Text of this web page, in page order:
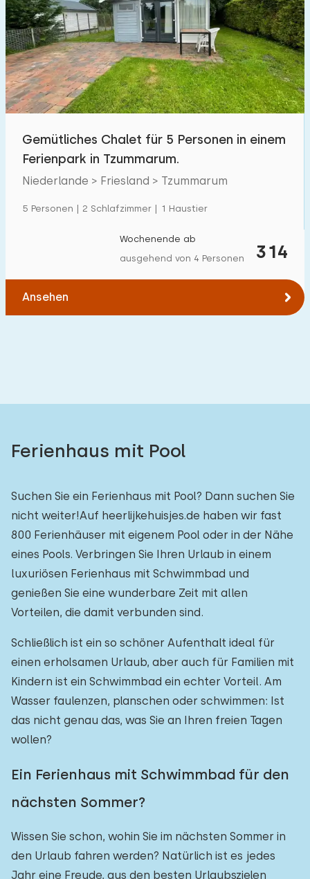
Gemütliches Chalet für 5 Personen in einem
Ferienpark in Tzummarum.
Niederlande > Friesland > Tzummarum
5 Personen | 2 Schlafzimmer | 1 Haustier
314
Wochenende ab
ausgehend von 4 Personen
Ansehen
Ferienhaus mit Pool
Suchen Sie ein Ferienhaus mit Pool? Dann suchen Sie
nicht weiter!Auf heerlijkehuisjes.de haben wir fast
800 Ferienhäuser mit eigenem Pool oder in der Nähe
eines Pools. Verbringen Sie Ihren Urlaub in einem
luxuriösen Ferienhaus mit Schwimmbad und
genießen Sie eine wunderbare Zeit mit allen
Vorteilen, die damit verbunden sind.
Schließlich ist ein so schöner Aufenthalt ideal für
einen erholsamen Urlaub, aber auch für Familien mit
Kindern ist ein Schwimmbad ein echter Vorteil. Am
Wasser faulenzen, planschen oder schwimmen: Ist
das nicht genau das, was Sie an Ihren freien Tagen
wollen?
Ein Ferienhaus mit Schwimmbad für den
nächsten Sommer?
Wissen Sie schon, wohin Sie im nächsten Sommer in
den Urlaub fahren werden? Natürlich ist es jedes
Jahr eine Freude, aus den besten Urlaubszielen